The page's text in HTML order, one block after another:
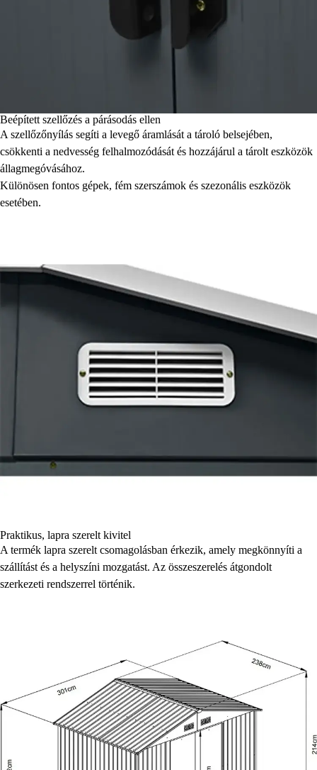
Beépített szellőzés a párásodás ellen
A szellőzőnyílás segíti a levegő áramlását a tároló belsejében,
csökkenti a nedvesség felhalmozódását és hozzájárul a tárolt eszközök
állagmegóvásához.
Különösen fontos gépek, fém szerszámok és szezonális eszközök
esetében.
Praktikus, lapra szerelt kivitel
A termék lapra szerelt csomagolásban érkezik, amely megkönnyíti a
szállítást és a helyszíni mozgatást. Az összeszerelés átgondolt
szerkezeti rendszerrel történik.